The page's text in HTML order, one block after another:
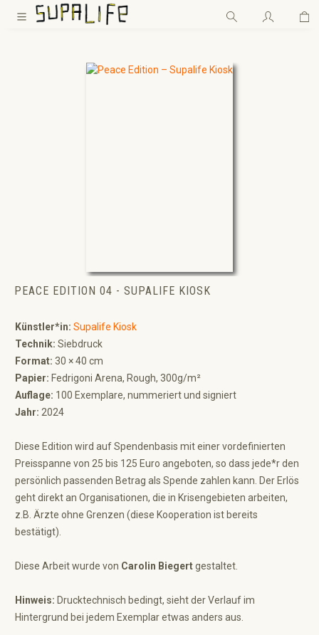
Zum Hauptinhalt springen
PEACE EDITION 04 - SUPALIFE KIOSK
Künstler*in: Supalife Kiosk
Technik: Siebdruck
Format: 30 × 40 cm
Papier: Fedrigoni Arena, Rough, 300g/m²
Auflage: 100 Exemplare, nummeriert und signiert
Jahr: 2024
Diese Edition wird auf Spendenbasis mit einer vordefinierten
Preisspanne von 25 bis 125 Euro angeboten, so dass jede*r den
persönlich passenden Betrag als Spende zahlen kann. Der Erlös
geht direkt an Organisationen, die in Krisengebieten arbeiten,
z.B. Ärzte ohne Grenzen (diese Kooperation ist bereits
bestätigt).
Diese Arbeit wurde von Carolin Biegertgestaltet.
Hinweis: Drucktechnisch bedingt, sieht der Verlauf im
Hintergrund bei jedem Exemplar etwas anders aus.